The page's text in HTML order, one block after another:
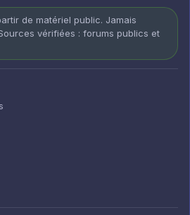
de matériel public. Jamais
vérifiées : forums publics et